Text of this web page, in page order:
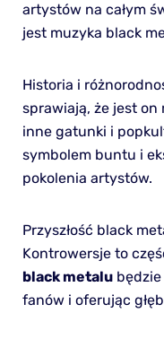
artystów na całym
jest muzyka black
Historia i
sprawiają, że jest on
inne gatunki i
symbolem buntu i
pokolenia artystów.
Przyszłość black
Kontrowersje to
black metalubędzie
fanów i oferując